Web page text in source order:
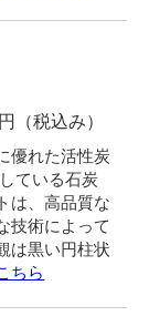
18時
（税込み）
優れた活性炭
ている石炭
は、高品質な
技術によって
は黒い円柱状
ちら